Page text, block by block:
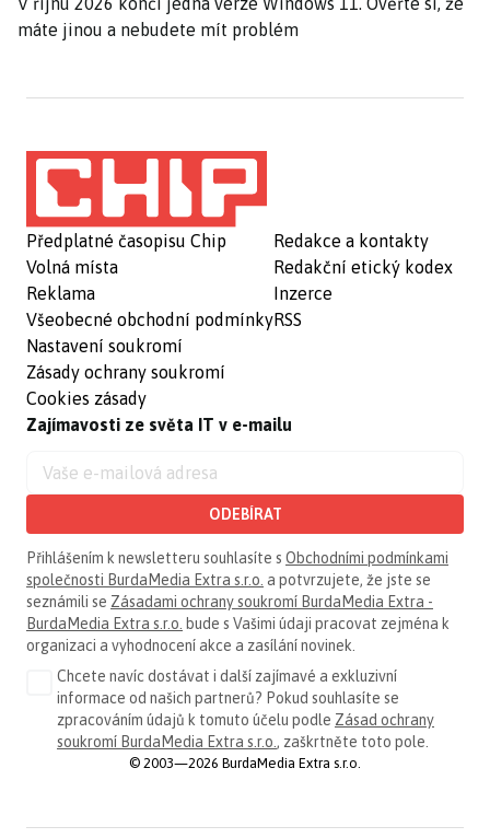
máte jinou a nebudete mít problém
Předplatné časopisu Chip
Volná místa
Reklama
Všeobecné obchodní podmínky
Nastavení soukromí
Zásady ochrany soukromí
Cookies zásady
Redakce a kontakty
Redakční etický kodex
Inzerce
RSS
Zajímavosti ze světa IT v e-mailu
ODEBÍRAT
Přihlášením k newsletteru souhlasíte s Obchodními podmínkami
společnosti BurdaMedia Extra s.r.o. a potvrzujete, že jste se
seznámili se Zásadami ochrany soukromí BurdaMedia Extra -
BurdaMedia Extra s.r.o. bude s Vašimi údaji pracovat zejména k
organizaci a vyhodnocení akce a zasílání novinek.
Chcete navíc dostávat i další zajímavé a exkluzivní
informace od našich partnerů? Pokud souhlasíte se
zpracováním údajů k tomuto účelu podle Zásad ochrany
soukromí BurdaMedia Extra s.r.o., zaškrtněte toto pole.
© 2003—2026 BurdaMedia Extra s.r.o.